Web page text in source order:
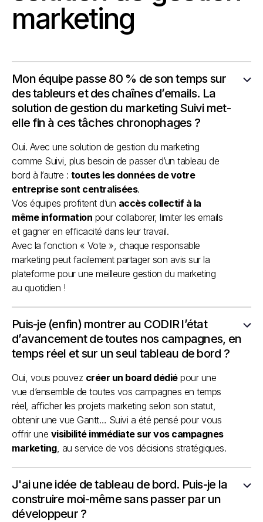
marketing
Mon équipe passe 80 % de son temps sur
des tableurs et des chaînes d’emails. La
solution de gestion du marketing Suivi met-
elle fin à ces tâches chronophages ?
Oui. Avec une solution de gestion du marketing
comme Suivi, plus besoin de passer d’un tableau de
bord à l’autre : toutes les données de votre
entreprise sont centralisées.
Vos équipes profitent d’un accès collectif à la
même information pour collaborer, limiter les emails
et gagner en efficacité dans leur travail.
Avec la fonction « Vote », chaque responsable
marketing peut facilement partager son avis sur la
plateforme pour une meilleure gestion du marketing
au quotidien !
Puis-je (enfin) montrer au CODIR l’état
d’avancement de toutes nos campagnes, en
temps réel et sur un seul tableau de bord ?
Oui, vous pouvez créer un board dédiépour une
vue d’ensemble de toutes vos campagnes en temps
réel, afficher les projets marketing selon son statut,
obtenir une vue Gantt… Suivi a été pensé pour vous
offrir une visibilité immédiate sur vos campagnes
marketing, au service de vos décisions stratégiques.
J'ai une idée de tableau de bord. Puis-je la
construire moi-même sans passer par un
développeur ?